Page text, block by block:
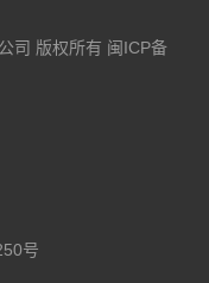
司 版权所有 闽ICP备
号